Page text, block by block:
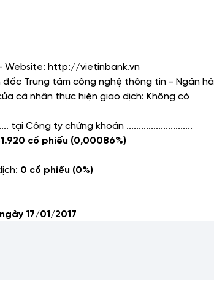
Website: http://vietinbank.vn
Trung tâm công nghệ thông tin - Ngân
cá nhân thực hiện giao dịch: Không có
tại Công ty chứng khoán ...........................
cổ phiếu (0,00086%)
0 cổ phiếu (0%)
17/01/2017